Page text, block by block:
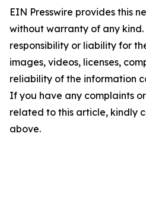
EIN Presswire provides this
without warranty of any
responsibility or liability for
images, videos, licenses,
reliability of the information
If you have any complaints
related to this article, kindly
above.